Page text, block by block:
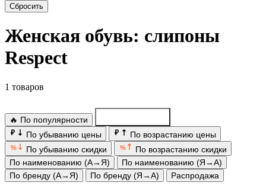
Сбросить
Женская обувь: слипоны
Respect
1 товаров
🔥 По популярности
₽ По убыванию цены ₽ По возрастанию цены
% По убыванию скидки %
По возрастанию скидки
По наименованию (А→Я)
По наименованию (Я→А)
По бренду (А→Я)
По бренду (Я→А) Распродажа